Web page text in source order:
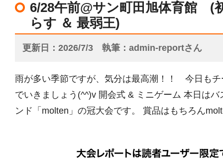
6/28午前@サン町田旭体育館 (
らす ＆ 最弱王)
更新日 2026/7/3 執筆 admin-reportさん
雨が多い季節ですが、気分は最高潮！！ 今日もチ
でいきましょう(^^)v 開会式 & ミニゲーム 本日は
ンド「molten」の冠大会です。 賞品はもちろん